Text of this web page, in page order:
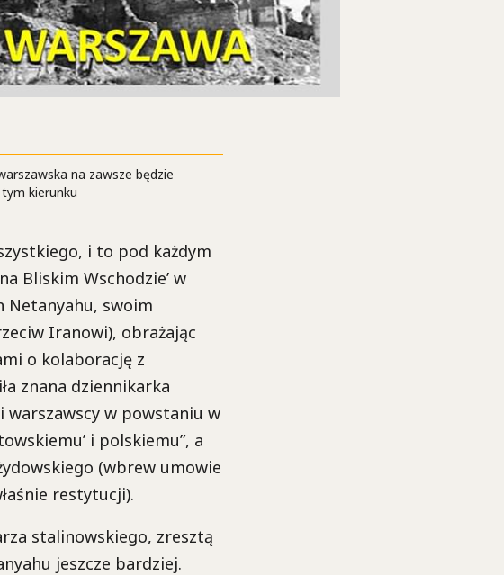
na zawsze będzie
kierunku
i to pod każdym
Bliskim Wschodzie’ w
Netanyahu, swoim
Iranowi), obrażając
o kolaborację z
znana dziennikarka
warszawscy w powstaniu w
i polskiemu”, a
(wbrew umowie
restytucji).
stalinowskiego, zresztą
jeszcze bardziej.